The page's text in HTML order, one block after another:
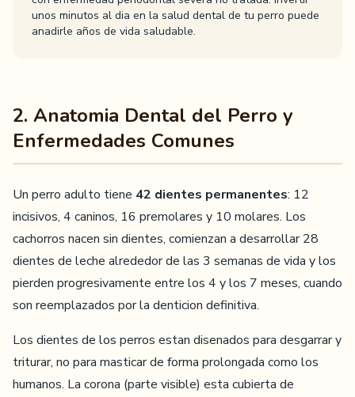
unos minutos al dia en la salud dental de tu perro puede
anadirle años de vida saludable.
2. Anatomia Dental del Perro y
Enfermedades Comunes
Un perro adulto tiene 42 dientes permanentes: 12
incisivos, 4 caninos, 16 premolares y 10 molares. Los
cachorros nacen sin dientes, comienzan a desarrollar 28
dientes de leche alrededor de las 3 semanas de vida y los
pierden progresivamente entre los 4 y los 7 meses, cuando
son reemplazados por la denticion definitiva.
Los dientes de los perros estan disenados para desgarrar y
triturar, no para masticar de forma prolongada como los
humanos. La corona (parte visible) esta cubierta de